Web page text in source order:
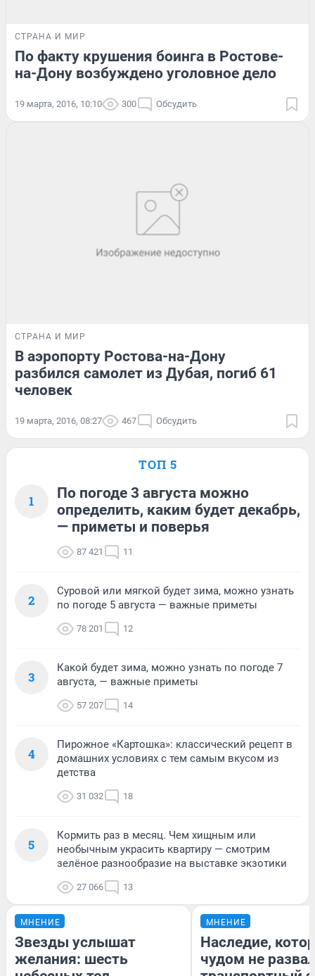
СТРАНА И МИР
По факту крушения боинга в Ростове-
на-Дону возбуждено уголовное дело
19 марта, 2016, 10:10 300 Обсудить
СТРАНА И МИР
В аэропорту Ростова-на-Дону
разбился самолет из Дубая, погиб 61
человек
19 марта, 2016, 08:27 467 Обсудить
ТОП 5
1
По погоде 3 августа можно
определить, каким будет декабрь,
— приметы и поверья
87 421 11
2
Суровой или мягкой будет зима, можно узнать
по погоде 5 августа — важные приметы
78 201 12
3
Какой будет зима, можно узнать по погоде 7
августа, — важные приметы
57 207 14
4
Пирожное «Картошка»: классический рецепт в
домашних условиях с тем самым вкусом из
детства
31 032 18
5
Кормить раз в месяц. Чем хищным или
необычным украсить квартиру — смотрим
зелёное разнообразие на выставке экзотики
27 066 13
МНЕНИЕ
Звезды услышат
желания: шесть
МНЕНИЕ
Наследие,
чудом не